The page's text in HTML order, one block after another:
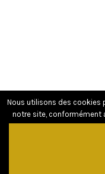
GW -
Nous utilisons des cookies
notre site, conformément